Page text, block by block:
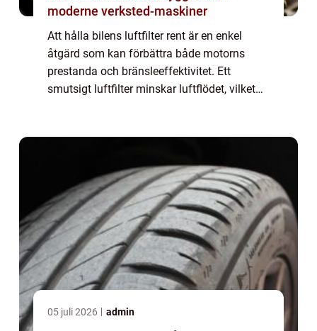
moderne verksted-maskiner
Att hålla bilens luftfilter rent är en enkel
åtgärd som kan förbättra både motorns
prestanda och bränsleeffektivitet. Ett
smutsigt luftfilter minskar luftflödet, vilket
05 juli 2026 admin